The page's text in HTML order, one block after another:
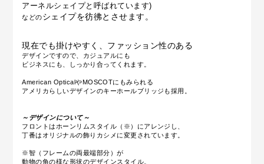
アーネルシェイプと呼ばれています)
などのシェイプを彷彿とさせます。
現在でも掛けやすく、 ファッション性のある
デザインですので、カジュアルにも
ビジネスにも、しっかり合ってくれます。
American OpticalやMOSCOTにもみられる
アメリカらしいデザインのキーホールブリッジも採用。
～デザインについて～
フロントはホーンリムスタイル（※）にアレンジし、
丁番はオリジナルの飾りカシメに変更されています。
※智（フレームの両最端部分）が
動物の角の様な形状のデザインスタイル。